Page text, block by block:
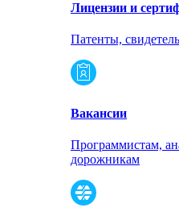
Лицензии и
Патенты,
Вакансии
Программистам,
дорожникам